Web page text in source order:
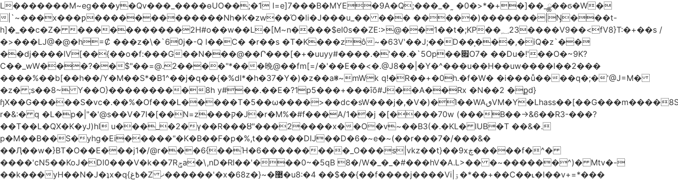
L�������M~eg���y�Qv���_����ɵUO��;�1 l=e]7���B�MYE�9A�Q;���_�˷ �0�>*�+�]��_ྪ��ϭ�W�
|`~���x���ƿ�������������Nh�K�zw��Ό�li�J���u_�� ��� �����)�������|Ŋ���t-
h]�_��c�Z� �����������2H#o��w��L�[M~n����$eI0s��ZE:>@��1��t�;KP��؁23����V9��<fV8}T:�+��s /
�>���Ǉ@�@�h=Ȼ ���z�\�`60j�-Q l��C� �r��s �T�K���zô~�63V'��J;��D��͔���,�iQ�z`��
��dj����lV[��{��o�f:���G��N���@��Ր���[�+�uuyy#����.�'��.�`5Op��׏O7� ��Du�!'��O�~9K?
C��_wW���?��$"��=@.2����"*���晚@��fm[=/�'��E��<�.@J8��|�Y�^���u��H��uw����l��2���
����%��b[��h��/Y�M��S*�B1^��j�q��{�%dI*�h�37�Y�)�z��aꂐ~mWk q!�R��+�0h.�f�W� �i���ů����q�;�'@J=M�
�z� ;s��8~ Y��O}���������8h y#�‍�.��E�?1p5���+���ȋõ#J��A��Rx �N��2 �քd}
ɧX��G�����S�vc�.��%�Of���L�����T�5��ω����>��dc�sW���j�,�V�)�Ί��WAٯVM�Y�Lhass��[��G���m����8S��J.��
r�&:� q �L�p�|"�'@s��V�7I�[��N=z���ק�Ϳ�r�M%�#f���A/1��j �[����70w (���B��->&6��R3-���?
��T��L�QX�K�yJ)hI u���_�2�ү��R���ȣ"���2����x��O�v~��B3(�.�KL� lUB�T ��&�.
p�M��B��S�yhg�Ei�����"�K�B��F�p�%,t������DĲ��D�6�~e�~(��r���7�/���&�
��Ӆ��w�}BT�O��E���j1�/@r���6{��Ή�6���������_O���s|vkz��t}��9xڿ�����f�^�
����'cN5��KoJ�Dl0���V�k��7Rݯa�\,nD�ɌI��'���0~�5qB 8�/W�_�_�#���hV�A.L>�� �~������^)� Mtv�-
��k���yH��N�J�ʇx�q{߿غ�Z ޚ������'�x�68z�}~�޹�u8:�4 ��$��{��f����j����Vi|ۊ�*��+��C��˪�l��v+=*���